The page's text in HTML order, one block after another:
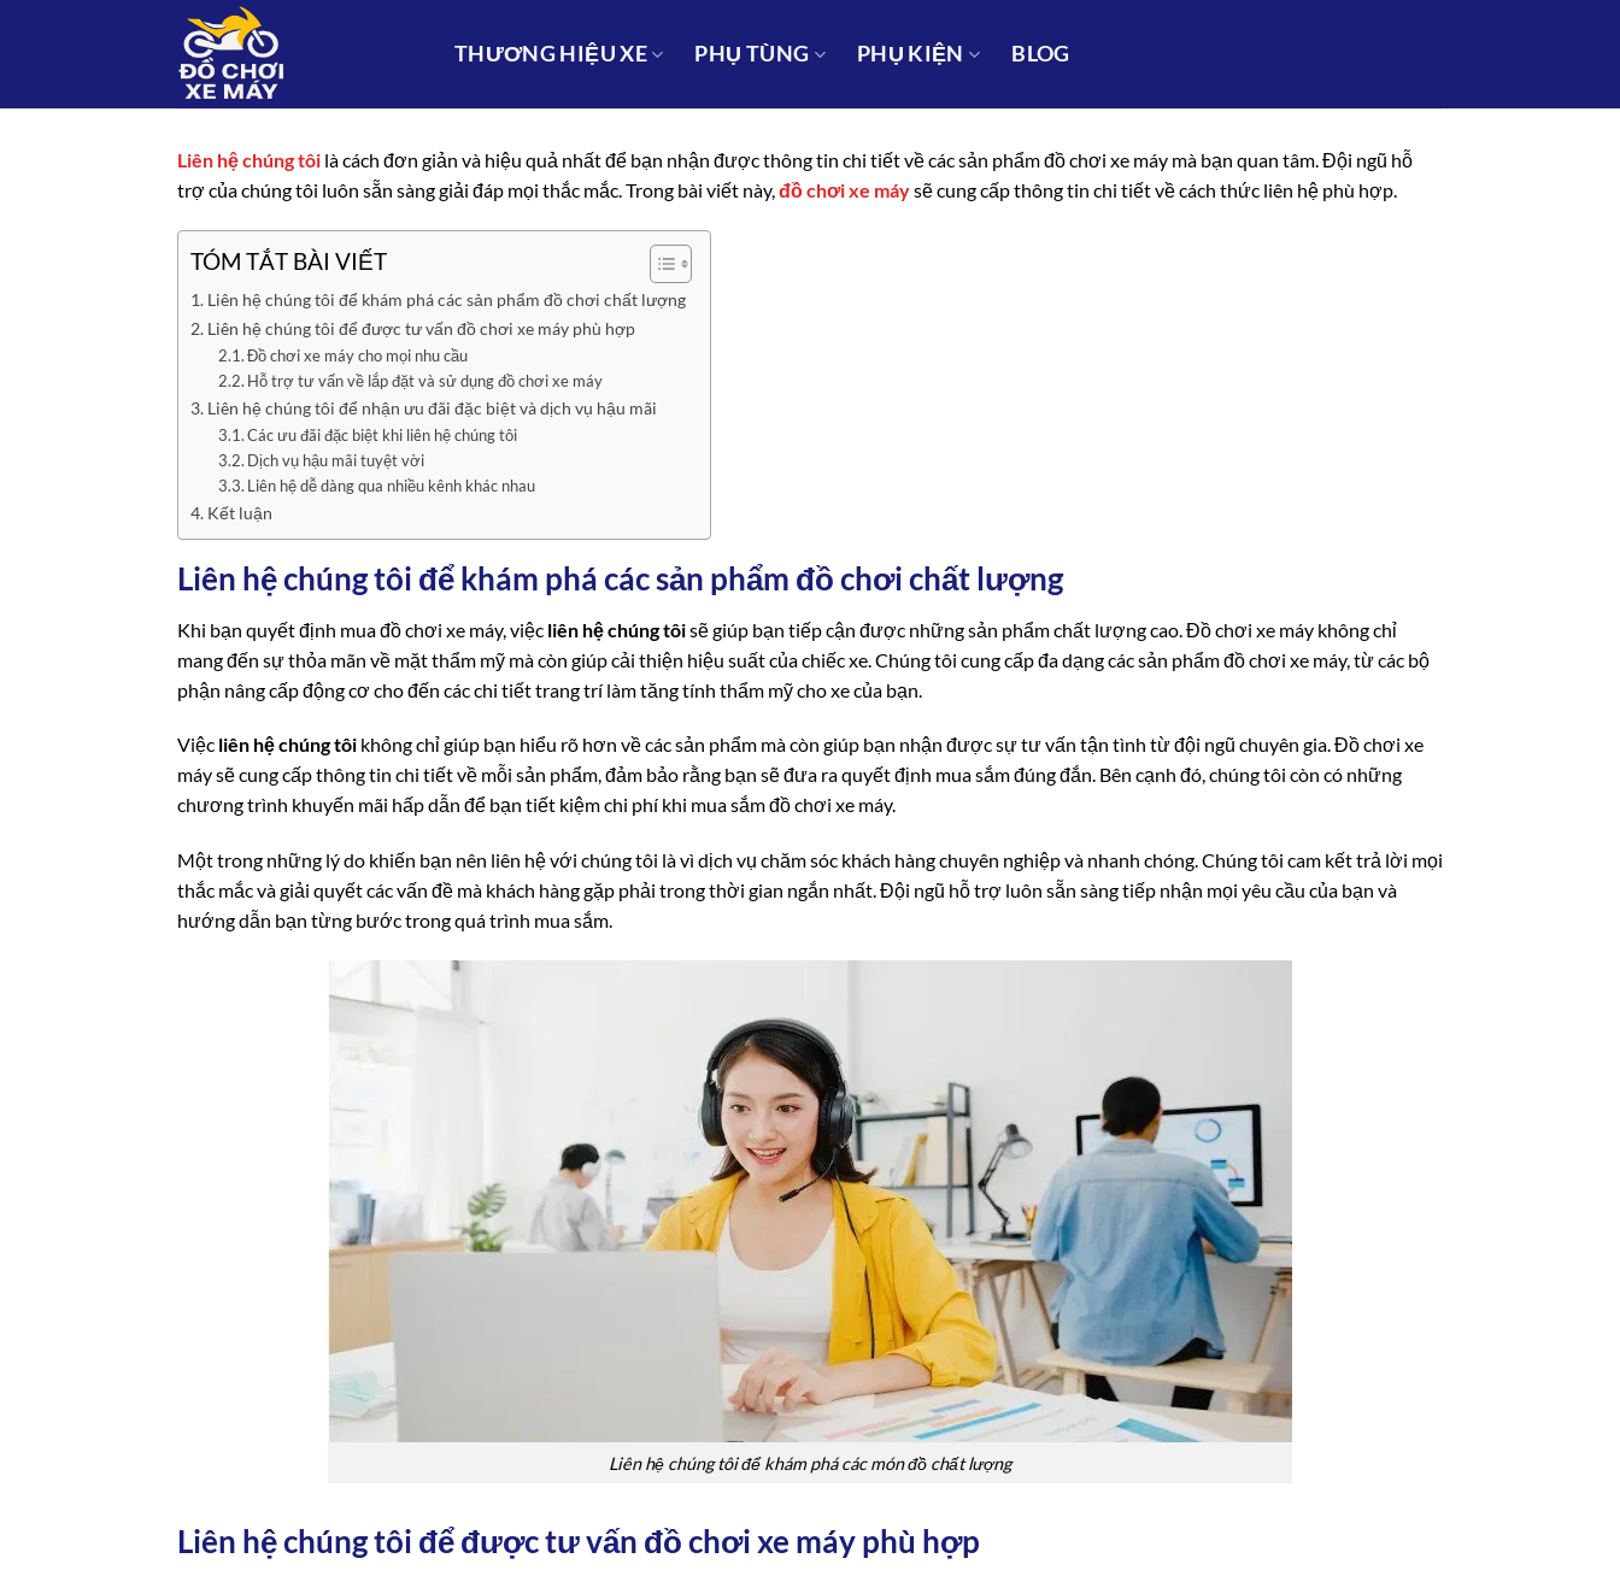
dung
THƯƠNG HIỆU XE PHỤ TÙNG PHỤ KIỆN BLOG
Liên hệ chúng tôi là cách đơn giản và hiệu quả nhất để bạn nhận được thông tin chi tiết về các sản phẩm đồ chơi xe máy mà bạn quan tâm. Đội ngũ hỗ
trợ của chúng tôi luôn sẵn sàng giải đáp mọi thắc mắc. Trong bài viết này,đồ chơi xe máysẽ cung cấp thông tin chi tiết về cách thức liên hệ phù hợp.
TÓM TẮT BÀI VIẾT
Liên hệ chúng tôi để khám phá các sản phẩm đồ chơi chất lượng
Liên hệ chúng tôi để được tư vấn đồ chơi xe máy phù hợp
Đồ chơi xe máy cho mọi nhu cầu
Hỗ trợ tư vấn về lắp đặt và sử dụng đồ chơi xe máy
Liên hệ chúng tôi để nhận ưu đãi đặc biệt và dịch vụ hậu mãi
Các ưu đãi đặc biệt khi liên hệ chúng tôi
Dịch vụ hậu mãi tuyệt vời
Liên hệ dễ dàng qua nhiều kênh khác nhau
Kết luận
Liên hệ chúng tôi để khám phá các sản phẩm đồ chơi chất lượng
Khi bạn quyết định mua đồ chơi xe máy, việc liên hệ chúng tôisẽ giúp bạn tiếp cận được những sản phẩm chất lượng cao. Đồ chơi xe máy không chỉ
mang đến sự thỏa mãn về mặt thẩm mỹ mà còn giúp cải thiện hiệu suất của chiếc xe. Chúng tôi cung cấp đa dạng các sản phẩm đồ chơi xe máy, từ các bộ
phận nâng cấp động cơ cho đến các chi tiết trang trí làm tăng tính thẩm mỹ cho xe của bạn.
Việc liên hệ chúng tôi không chỉ giúp bạn hiểu rõ hơn về các sản phẩm mà còn giúp bạn nhận được sự tư vấn tận tình từ đội ngũ chuyên gia. Đồ chơi xe
máy sẽ cung cấp thông tin chi tiết về mỗi sản phẩm, đảm bảo rằng bạn sẽ đưa ra quyết định mua sắm đúng đắn. Bên cạnh đó, chúng tôi còn có những
chương trình khuyến mãi hấp dẫn để bạn tiết kiệm chi phí khi mua sắm đồ chơi xe máy.
Một trong những lý do khiến bạn nên liên hệ với chúng tôi là vì dịch vụ chăm sóc khách hàng chuyên nghiệp và nhanh chóng. Chúng tôi cam kết trả lời mọi
thắc mắc và giải quyết các vấn đề mà khách hàng gặp phải trong thời gian ngắn nhất. Đội ngũ hỗ trợ luôn sẵn sàng tiếp nhận mọi yêu cầu của bạn và
hướng dẫn bạn từng bước trong quá trình mua sắm.
Liên hệ chúng tôi để khám phá các món đồ chất lượng
Liên hệ chúng tôi để được tư vấn đồ chơi xe máy phù hợp